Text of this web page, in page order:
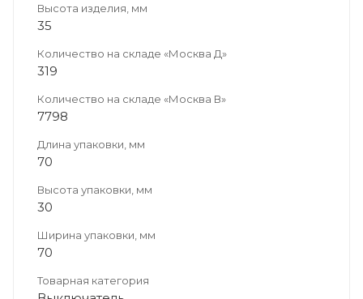
Высота изделия, мм
35
Количество на складе «Москва Д»
319
Количество на складе «Москва В»
7798
Длина упаковки, мм
70
Высота упаковки, мм
30
Ширина упаковки, мм
70
Товарная категория